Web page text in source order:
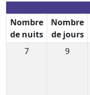
Nombre
de nuits
Nombre
de jours
7
9